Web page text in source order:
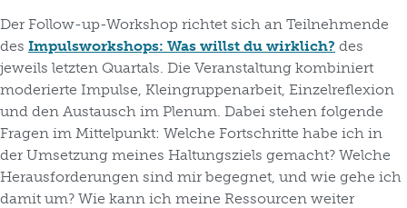
Der Follow-up-Workshop richtet sich an Teilnehmende
des Impulsworkshops: Was willst du wirklich? des
jeweils letzten Quartals. Die Veranstaltung kombiniert
moderierte Impulse, Kleingruppenarbeit, Einzelreflexion
und den Austausch im Plenum. Dabei stehen folgende
Fragen im Mittelpunkt: Welche Fortschritte habe ich in
der Umsetzung meines Haltungsziels gemacht? Welche
Herausforderungen sind mir begegnet, und wie gehe ich
damit um? Wie kann ich meine Ressourcen weiter